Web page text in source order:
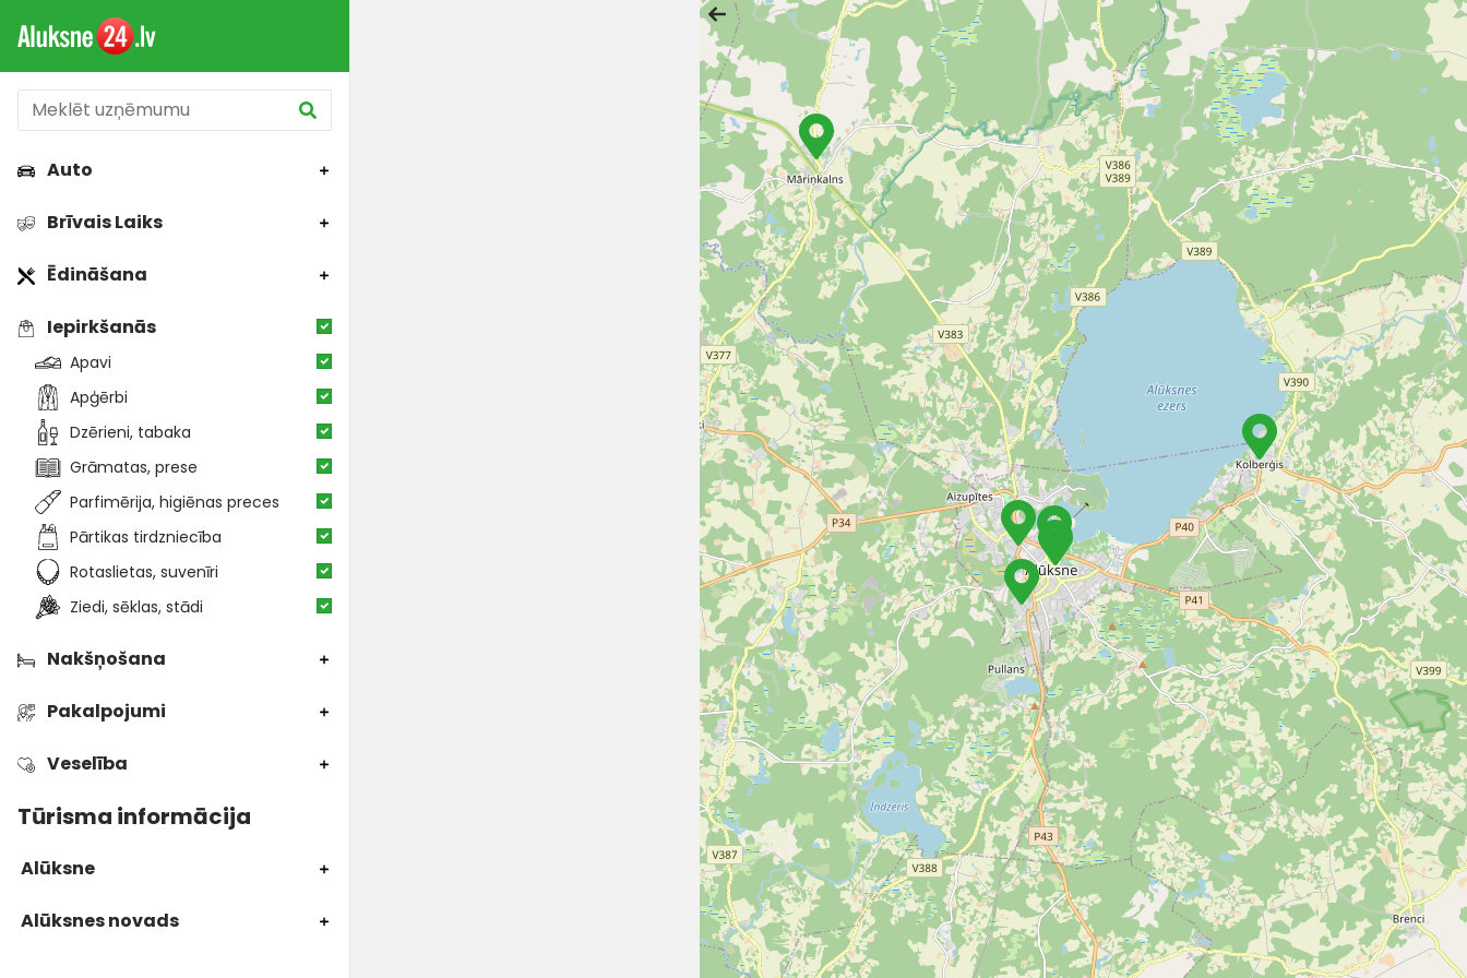
Auto
Brīvais Laiks
Ēdināšana
Iepirkšanās
Apavi
Apģērbi
Dzērieni, tabaka
Grāmatas, prese
Parfimērija, higiēnas preces
Pārtikas tirdzniecība
Rotaslietas, suvenīri
Ziedi, sēklas, stādi
Nakšņošana
Pakalpojumi
Veselība
Tūrisma informācija
Alūksne
Alūksnes novads